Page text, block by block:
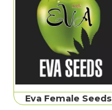
Eva Female Seeds